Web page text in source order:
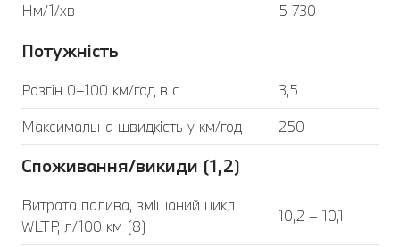
Нм/1/хв
5 730
Потужність
Розгін 0–100 км/год в с
3,5
Максимальна швидкість у км/год
250
Споживання/викиди (1,2)
Витрата палива, змішаний цикл
WLTP, л/100 км (8)
10,2 – 10,1